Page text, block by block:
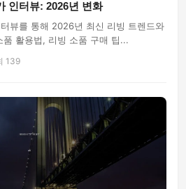
인터뷰: 2026년 변화
뷰를 통해 2026년 최신 리빙 트렌드와
활용법, 리빙 소품 구매 팁...
139